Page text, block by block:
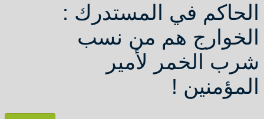
الحاكم في المستدرك :
الخوارج هم من نسب
شرب الخمر لأمير
المؤمنين !